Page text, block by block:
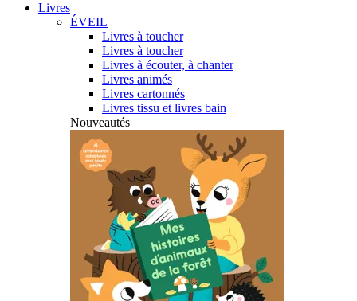
Livres
ÉVEIL
Livres à toucher
Livres à toucher
Livres à écouter, à chanter
Livres animés
Livres cartonnés
Livres tissu et livres bain
Nouveautés